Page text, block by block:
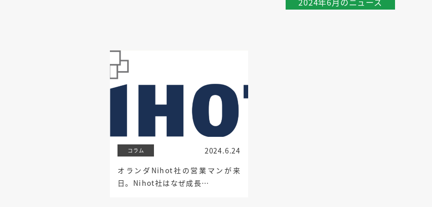
コラム
2024.6.24
オランダNihot社の営業マンが来
日。Nihot社はなぜ成長…